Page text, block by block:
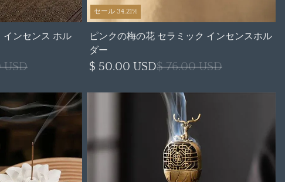
インセンス ホル
USD
セール 34.21%
ピンクの梅の花 セラミック インセンスホル
ダー
$ 50.00 USD$ 76.00 USD